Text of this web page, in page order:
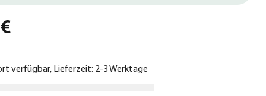
verfügbar, Lieferzeit: 2-3 Werktage